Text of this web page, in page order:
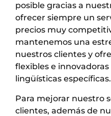
posible gracias a
ofrecer siempre un
precios muy
mantenemos una
nuestros clientes y
flexibles e
lingüísticas específicas.
Para mejorar nuestro
clientes, además de